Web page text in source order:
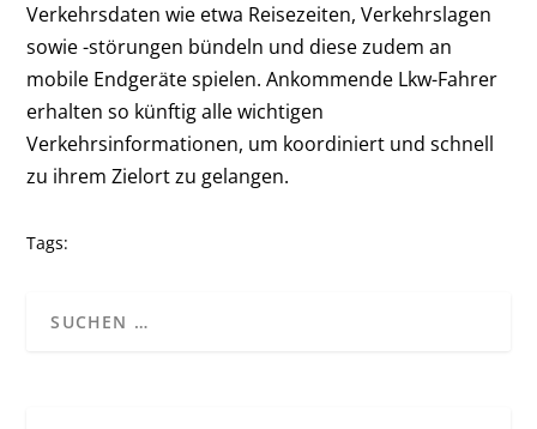
Verkehrsdaten wie etwa Reisezeiten, Verkehrslagen
sowie -störungen bündeln und diese zudem an
mobile Endgeräte spielen. Ankommende Lkw-Fahrer
erhalten so künftig alle wichtigen
Verkehrsinformationen, um koordiniert und schnell
zu ihrem Zielort zu gelangen.
Tags: